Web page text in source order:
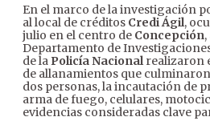
En el marco de la investigación
al local de créditos Credi Ágil,
julio en el centro de Concepción
Departamento de
de la Policía Nacionalrealizaron
de allanamientos que
dos personas, la incautación de
arma de fuego, celulares,
evidencias consideradas clave